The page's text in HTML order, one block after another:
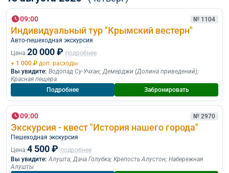
09:00 № 1104
Индивидуальный тур "Крымский вестерн"
Авто-пешеходная экскурсия
Цена:20 000 ₽ подробнее
+ 1 000 ₽ доп. расходы
Вы увидите: Водопад Су-Учхан;Демерджи (Долина приведений);
Красная пещера
Подробнее
Забронировать
09:00 № 2970
Экскурсия - квест "История нашего города"
Пешеходная экскурcия
Цена:4 500 ₽ подробнее
Вы увидите: Алушта;Дача Голубка; Крепость Алустон; Набережная
Алушты